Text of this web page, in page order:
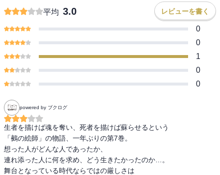
平均 3.0 レビューを書く
0
0
1
0
0
powered by ブクログ
生者を描けば魂を奪い、死者を描けば蘇らせるという
「鵺の絵師」の物語、一年ぶりの第7巻。
想った人がどんな人であったか、
連れ添った人に何を求め、どう生きたかったのか…。
舞台となっている時代ならではの厳しさは